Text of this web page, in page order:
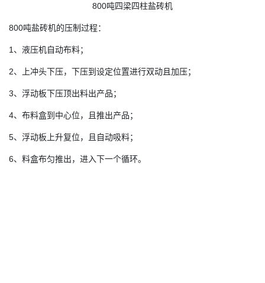
800吨四梁四柱盐砖机
800吨盐砖机的压制过程：
1、液压机自动布料；
2、上冲头下压，下压到设定位置进行双动且加压；
3、浮动板下压顶出料出产品；
4、布料盒到中心位，且推出产品；
5、浮动板上升复位，且自动吸料；
6、料盒布匀推出，进入下一个循环。